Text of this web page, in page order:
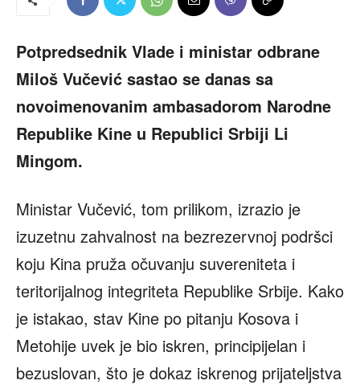
Potpredsednik Vlade i ministar odbrane
Miloš Vučević sastao se danas sa
novoimenovanim ambasadorom Narodne
Republike Kine u Republici Srbiji Li
Mingom.
Ministar Vučević, tom prilikom, izrazio je
izuzetnu zahvalnost na bezrezervnoj podršci
koju Kina pruža očuvanju suvereniteta i
teritorijalnog integriteta Republike Srbije. Kako
je istakao, stav Kine po pitanju Kosova i
Metohije uvek je bio iskren, principijelan i
bezuslovan, što je dokaz iskrenog prijateljstva